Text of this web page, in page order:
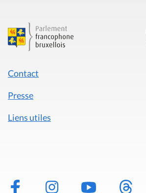
Contact
Presse
Liens utiles